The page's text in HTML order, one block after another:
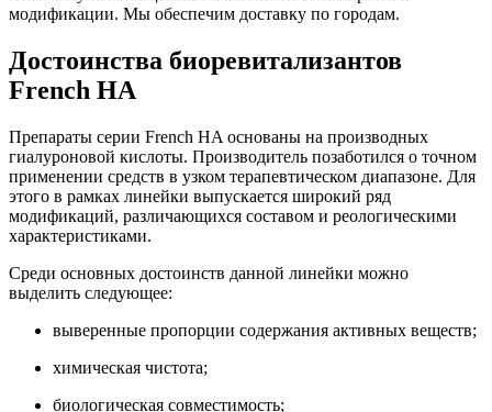
модификации. Мы обеспечим доставку по городам.
Достоинства биоревитализантов
French HA
Препараты серии French HA основаны на производных
гиалуроновой кислоты. Производитель позаботился о точном
применении средств в узком терапевтическом диапазоне. Для
этого в рамках линейки выпускается широкий ряд
модификаций, различающихся составом и реологическими
характеристиками.
Среди основных достоинств данной линейки можно
выделить следующее:
выверенные пропорции содержания активных веществ;
химическая чистота;
биологическая совместимость;